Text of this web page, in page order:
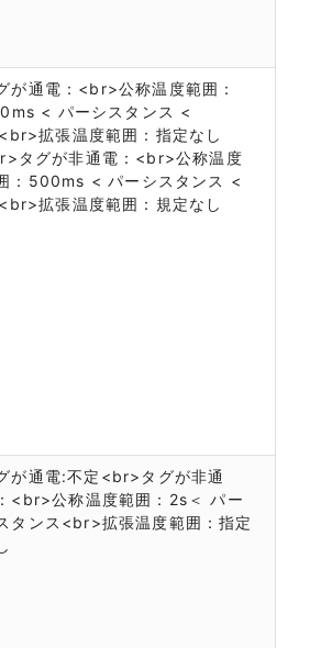
が通電：<br>公称温度範囲：
< パーシスタンス <
拡張温度範囲：指定なし
タグが非通電：<br>公称温度
：500ms < パーシスタンス <
拡張温度範囲：規定なし
が通電:不定<br>タグが非通
<br>公称温度範囲：2s＜ パー
タンス<br>拡張温度範囲：指定